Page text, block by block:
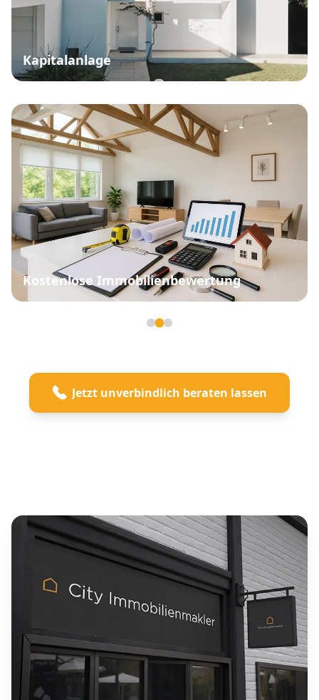
Kapitalanlage
Kostenlose Immobilienbewertung
Jetzt unverbindlich beraten lassen